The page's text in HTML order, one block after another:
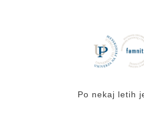
Po nekaj letih